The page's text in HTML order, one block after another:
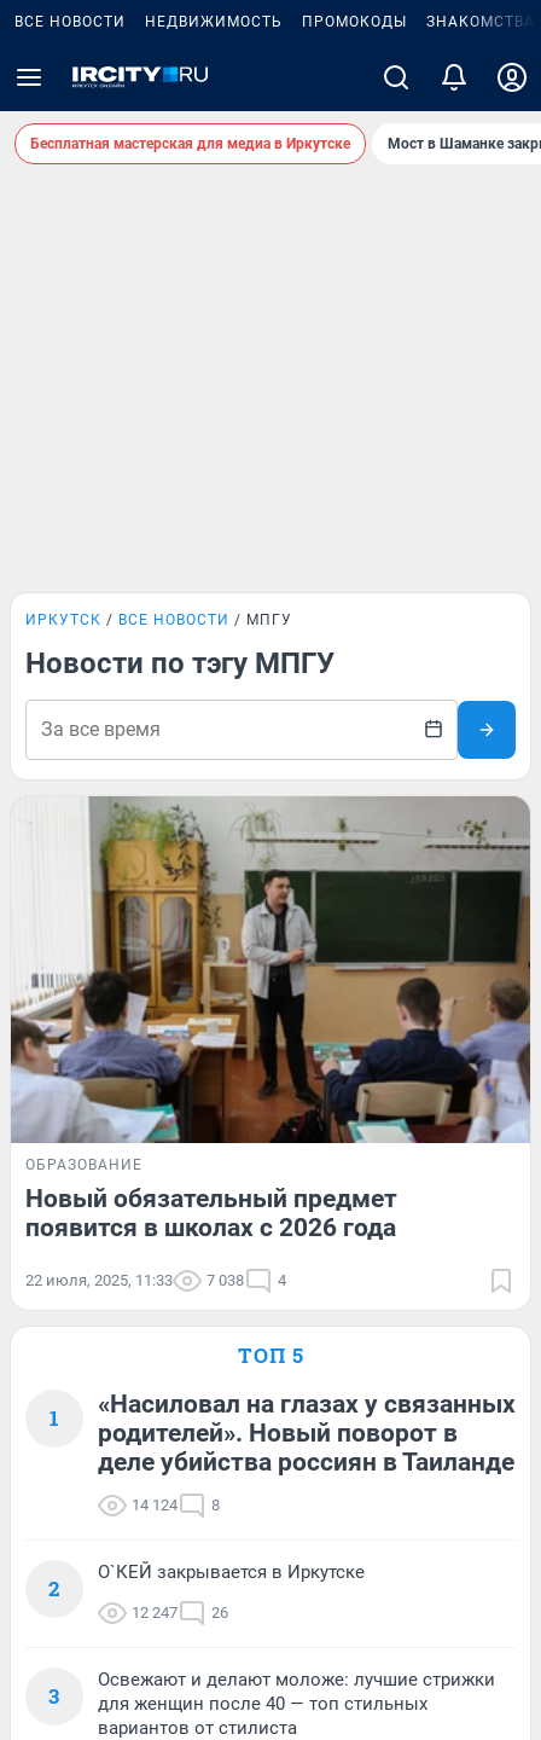
ВСЕ НОВОСТИ НЕДВИЖИМОСТЬ ПРОМОКОДЫ ЗНАКОМСТВА
Бесплатная мастерская для медиа в Иркутске Мост в Шаманке
ИРКУТСК ВСЕ НОВОСТИ МПГУ
Новости по тэгу МПГУ
ОБРАЗОВАНИЕ
Новый обязательный предмет
появится в школах с 2026 года
22 июля, 2025, 11:33 7 038 4
ТОП 5
1
«Насиловал на глазах у связанных
родителей». Новый поворот в
деле убийства россиян в Таиланде
14 124 8
2
О`КЕЙ закрывается в Иркутске
12 247 26
3
Освежают и делают моложе: лучшие стрижки
для женщин после 40 — топ стильных
вариантов от стилиста